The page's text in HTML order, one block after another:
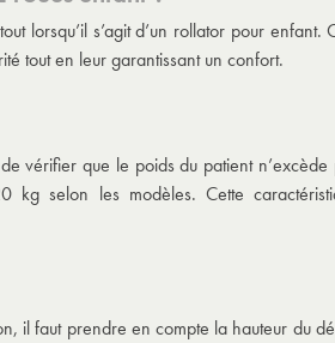
lorsqu’il s’agit d’un rollator pour
tout en leur garantissant un confort.
vérifier que le poids du patient
selon les modèles. Cette
il faut prendre en compte la hauteur du